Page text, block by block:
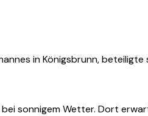
in Königsbrunn,
bei sonnigem Wetter. Dort